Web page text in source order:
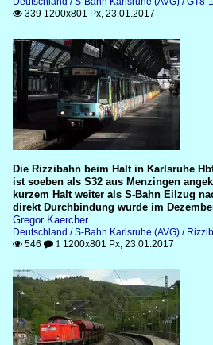
 339 1200x801 Px, 23.01.2017
Die Rizzibahn beim Halt in Karlsruhe
ist soeben als S32 aus Menzingen
kurzem Halt weiter als S-Bahn Eilzug
direkt Durchbindung wurde im
Gregor Kaercher
Deutschland / S-Bahn Karlsruhe (AVG) /
 546  1 1200x801 Px, 23.01.2017